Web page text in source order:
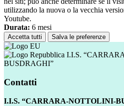
utilizzando la nuova o la vecchia
Youtube.
Durata: 6 mesi
Accetta tutti Salva le preferenze
I.I.S.
BUSDRAGHI”
Contatti
I.I.S. “CARRARA-NOTTOLINI-